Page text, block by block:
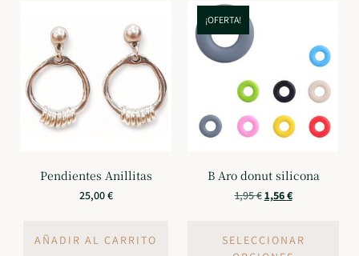
Pendientes Anillitas
25,00€
AÑADIR AL CARRITO
¡OFERTA!
B Aro donut silicona
1,95€1,56€
SELECCIONAR